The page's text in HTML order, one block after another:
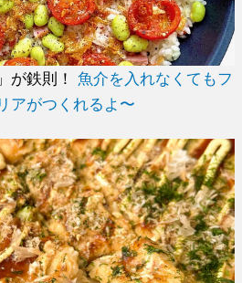
が鉄則！魚介を入れなくてもフ
アがつくれるよ〜